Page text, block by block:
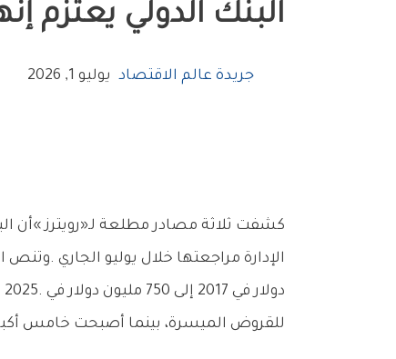
الصفحة
البنك‭ ‬الدولي‭ ‬يعتزم‭ ‬إنهاء‭ ‬قروض‭ ‬الصين‭ ‬تدريجياً‭ ‬
جريدة عالم الاقتصاد يوليو 1, 2026
‬للقروض‭ ‬الميسرة،‭ ‬بينما‭ ‬أصبحت‭ ‬خامس‭ ‬أكبر‭ ‬مساهم‭ ‬في‭ ‬المؤسسة‭ ‬الدولية‭ ‬للتنمية‭ ‬التابعة‭ ‬للبنك‭ ‬الدولي‭.‬